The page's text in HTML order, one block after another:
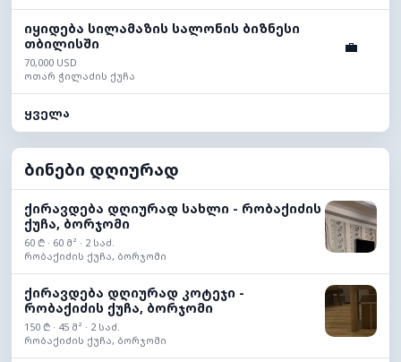
იყიდება სილამაზის სალონის ბიზნესი
თბილისში
70,000 USD
ოთარ ჭილაძის ქუჩა
💼
ყველა
ბინები დღიურად
ქირავდება დღიურად სახლი - რობაქიძის
ქუჩა, ბორჯომი
60 ₾ · 60 მ² · 2 საძ.
რობაქიძის ქუჩა, ბორჯომი
ქირავდება დღიურად კოტეჯი -
რობაქიძის ქუჩა, ბორჯომი
150 ₾ · 45 მ² · 2 საძ.
რობაქიძის ქუჩა, ბორჯომი